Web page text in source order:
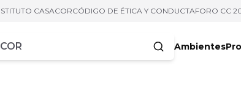
CASACORCÓDIGO DE ÉTICA Y CONDUCTAFORO CC
Ambientes